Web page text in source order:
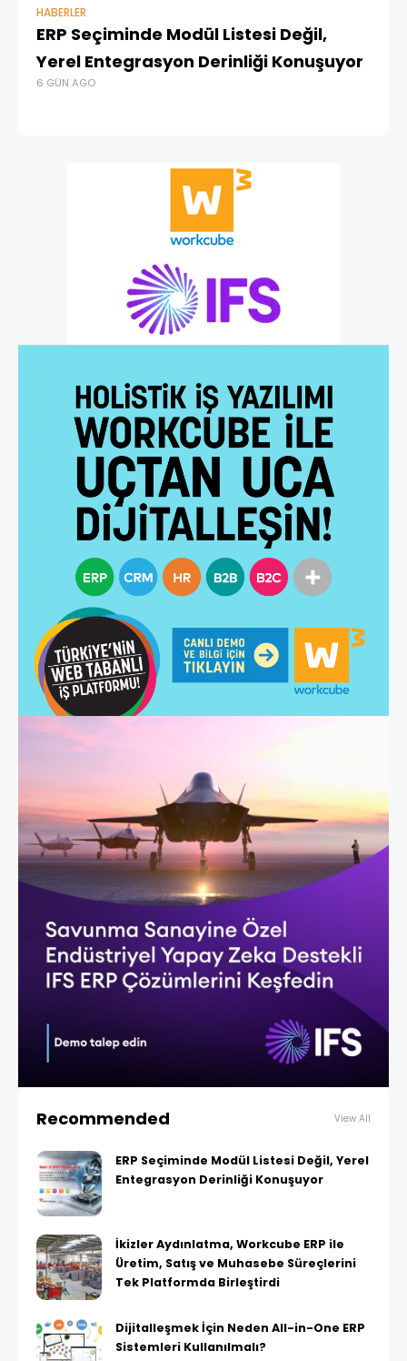
HABERLER
ERP Seçiminde Modül Listesi Değil,
Yerel Entegrasyon Derinliği Konuşuyor
6 GÜN AGO
Recommended View All
ERP Seçiminde Modül Listesi Değil, Yerel
Entegrasyon Derinliği Konuşuyor
İkizler Aydınlatma, Workcube ERP ile
Üretim, Satış ve Muhasebe Süreçlerini
Tek Platformda Birleştirdi
Dijitalleşmek İçin Neden All-in-One ERP
Sistemleri Kullanılmalı?